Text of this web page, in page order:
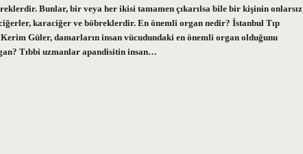
Bunlar, bir veya her ikisi tamamen çıkarılsa bile bir kişinin onlarsız
karaciğer ve böbreklerdir. En önemli organ nedir? İstanbul Tıp
Güler, damarların insan vücudundaki en önemli organ olduğunu
Tıbbi uzmanlar apandisitin insan…